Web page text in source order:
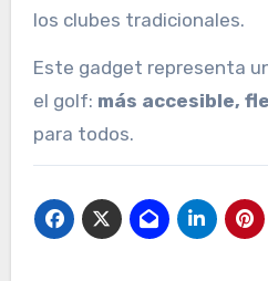
los clubes tradicionales.
Este gadget representa
el golf: más accesible,
para todos.